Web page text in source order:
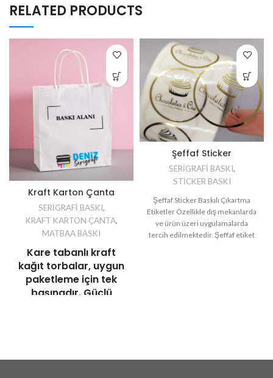
RELATED PRODUCTS
Kraft Karton Çanta
SERİGRAFİ BASKI,
KRAFT KARTON ÇANTA,
MATBAA BASKI
Kare tabanlı kraft
kağıt torbalar, uygun
paketleme için tek
başınadır. Güçlü
Şeffaf Sticker
SERİGRAFİ BASKI,
STİCKER BASKI
Şeffaf Sticker Baskılı Çıkartma
Etiketler Özellikle dış mekanlarda
ve ürün üzeri uygulamalarda
tercih edilmektedir. Şeffaf etiket